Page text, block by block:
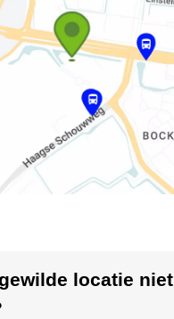
locatie niet